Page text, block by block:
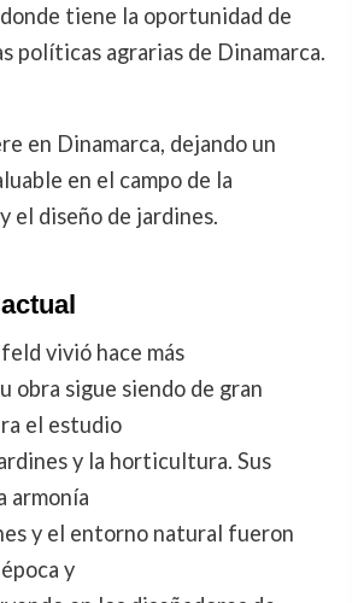
tiene la oportunidad de
políticas agrarias de Dinamarca.
en Dinamarca, dejando un
en el campo de la
el diseño de jardines.
vivió hace más
obra sigue siendo de gran
el estudio
y la horticultura. Sus
armonía
y el entorno natural fueron
y